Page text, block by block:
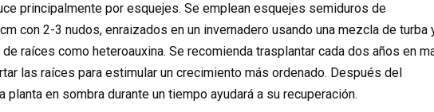
principalmente por esquejes. Se emplean esquejes semiduros de
con 2-3 nudos, enraizados en un invernadero usando una mezcla de turba
raíces como heteroauxina. Se recomienda trasplantar cada dos años en
las raíces para estimular un crecimiento más ordenado. Después del
planta en sombra durante un tiempo ayudará a su recuperación.